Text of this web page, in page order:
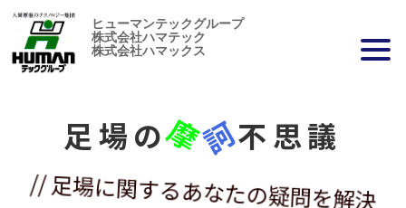
ヒューマンテックグループ
株式会社ハマテック
株式会社ハマックス
足場の摩訶不思議
// 足場に関するあなたの疑問を解決